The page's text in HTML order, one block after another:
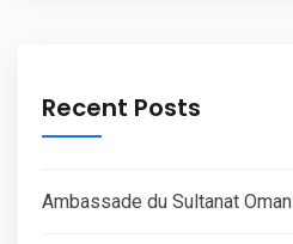
Recent Posts
Ambassade du Sultanat Oman